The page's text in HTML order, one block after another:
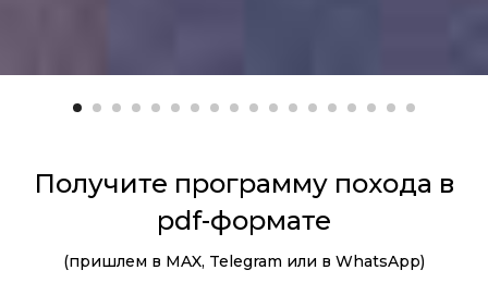
Получите программу похода в
pdf-формате
(пришлем в MAX, Telegram или в WhatsApp)